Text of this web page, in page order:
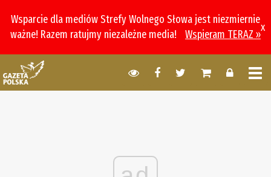
Wsparcie dla mediów Strefy Wolnego Słowa jest niezmiernie
ważne! Razem ratujmy niezależne media!
Wspieram TERAZ »
x